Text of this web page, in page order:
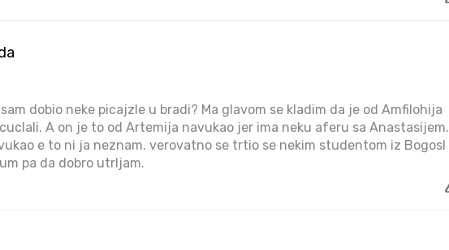
dobio neke picajzle u bradi? Ma glavom se kladim da je od Amfilohija
A on je to od Artemija navukao jer ima neku aferu sa Anastasijem.
e to ni ja neznam. verovatno se trtio se nekim studentom iz Bogosl
pa da dobro utrljam.